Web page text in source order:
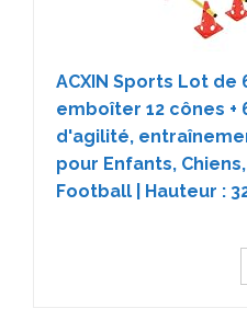
ACXIN Sports Lot de
emboîter 12 cônes
d'agilité,
pour Enfants,
Football | Hauteur :